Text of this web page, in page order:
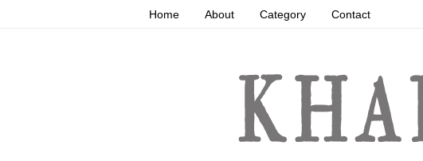
Home About Category Contact